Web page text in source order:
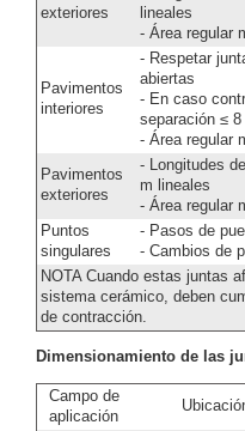
exteriores
lineales
- Área regular
Pavimentos
interiores
- Respetar
abiertas
- En caso
separación ≤
- Área regular
Pavimentos
exteriores
- Longitudes
m lineales
- Área regular
Puntos
singulares
- Pasos de
- Cambios de
NOTA Cuando estas juntas
sistema cerámico, deben
de contracción.
Dimensionamiento de las
Campo de
aplicación